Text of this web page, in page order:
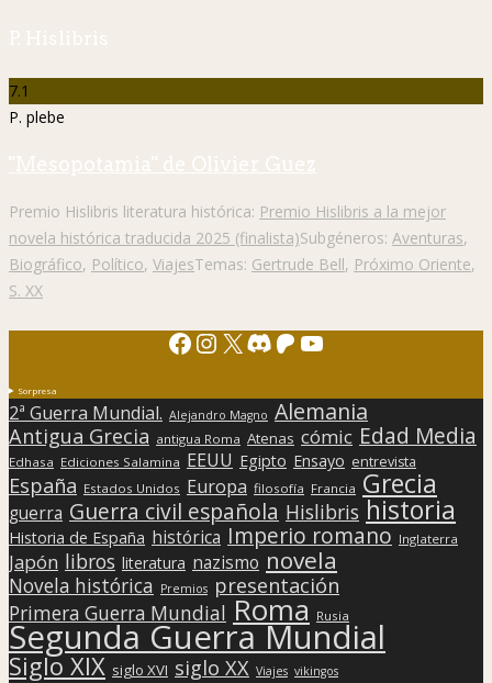
P. Hislibris
7.1
P. plebe
"Mesopotamia" de Olivier Guez
Premio Hislibris literatura histórica: Premio Hislibris a la mejor
novela histórica traducida 2025 (finalista)Subgéneros: Aventuras,
Biográfico, Político, ViajesTemas: Gertrude Bell, Próximo Oriente,
S. XX
Facebook
Instagram
X Discord
Patreon
YouTube
Sorpresa
2ª Guerra Mundial. Alejandro Magno Alemania
Antigua Grecia antigua Roma Atenas cómic Edad Media
Edhasa Ediciones Salamina EEUU Egipto Ensayo entrevista
España Estados Unidos Europa filosofía Francia Grecia
guerra Guerra civil española Hislibris historia
Historia de España histórica Imperio romano Inglaterra
Japón libros literatura nazismo novela
Novela histórica Premios presentación
Primera Guerra Mundial Roma Rusia
Segunda Guerra Mundial
Siglo XIX siglo XVI siglo XX Viajes vikingos